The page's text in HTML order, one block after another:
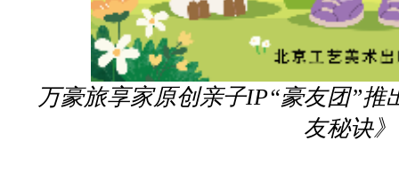
万豪旅享家原创亲子IP“豪友团”推
友秘诀》